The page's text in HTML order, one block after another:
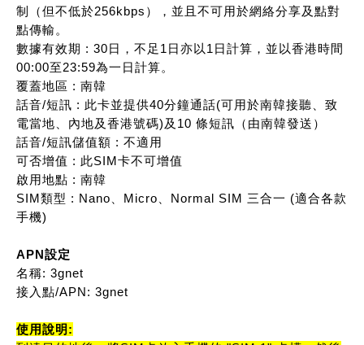
制（但不低於256kbps），並且不可用於網絡分享及點對
點傳輸。
數據有效期 : 30日，不足1日亦以1日計算，並以香港時間
00:00至23:59為一日計算。
覆蓋地區 : 南韓
話音/短訊 : 此卡並提供40分鐘通話(可用於南韓接聽、致
電當地、內地及香港號碼)及10 條短訊（由南韓發送）
話音/短訊儲值額 : 不適用
可否增值 : 此SIM卡不可增值
啟用地點 : 南韓
SIM類型 : Nano、Micro、Normal SIM 三合一 (適合各款
手機)
APN設定
名稱: 3gnet
接入點/APN: 3gnet
使用說明: